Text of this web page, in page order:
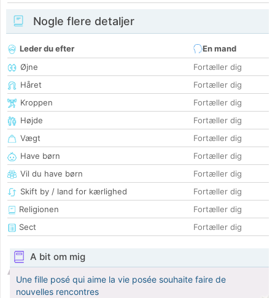
Nogle flere detaljer
Leder du efter
En mand
Øjne
Fortæller dig
Håret
Fortæller dig
Kroppen
Fortæller dig
Højde
Fortæller dig
Vægt
Fortæller dig
Have børn
Fortæller dig
Vil du have børn
Fortæller dig
Skift by / land for kærlighed
Fortæller dig
Religionen
Fortæller dig
Sect
Fortæller dig
A bit om mig
Une fille posé qui aime la vie posée souhaite faire de
nouvelles rencontres